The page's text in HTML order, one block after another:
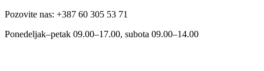
Pozovite nas: +387 60 305 53 71
Ponedeljak–petak 09.00–17.00, subota 09.00–14.00